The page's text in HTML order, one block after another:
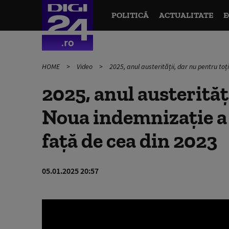
POLITICĂ ACTUALITATE
HOME Video 2025, anul austerității, dar nu pentru
2025, anul
Noua indemnizație
față de cea din 2023
05.01.2025 20:57